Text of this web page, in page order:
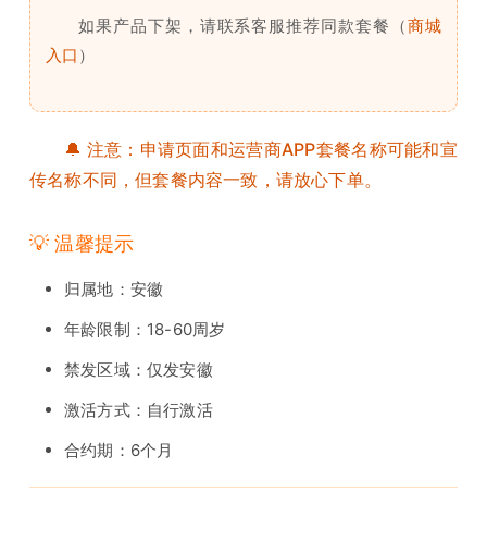
如果产品下架，请联系客服推荐同款套餐（商城
入口 ）
🔔 注意：申请页面和运营商APP套餐名称可能和宣
传名称不同，但套餐内容一致，请放心下单。
💡 温馨提示
归属地：安徽
年龄限制：18-60周岁
禁发区域：仅发安徽
激活方式：自行激活
合约期：6个月